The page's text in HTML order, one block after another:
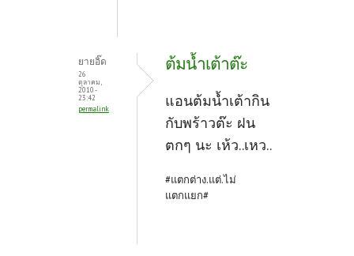
ยายอิ๊ด
26
ตุลาคม,
2010 -
23:42
permalink
ต้มน้ำเต้าต๊ะ
แอนต้มน้ำเต้ากิน
กับพร้าวต๊ะ ฝน
ตกๆ นะ เห้ว..เหว..
#แตกต่าง.แต่.ไม่
แตกแยก#